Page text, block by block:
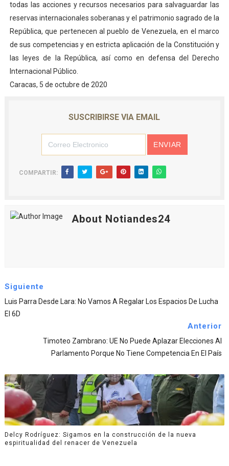
todas las acciones y recursos necesarios para salvaguardar las
reservas internacionales soberanas y el patrimonio sagrado de la
República, que pertenecen al pueblo de Venezuela, en el marco
de sus competencias y en estricta aplicación de la Constitución y
las leyes de la República, así como en defensa del Derecho
Internacional Público.
Caracas, 5 de octubre de 2020
SUSCRIBIRSE VIA EMAIL
COMPARTIR:
About Notiandes24
Siguiente
Luis Parra Desde Lara: No Vamos A Regalar Los Espacios De Lucha
El 6D
Anterior
Timoteo Zambrano: UE No Puede Aplazar Elecciones Al
Parlamento Porque No Tiene Competencia En El País
Delcy Rodríguez: Sigamos en la construcción de la nueva
espiritualidad del renacer de Venezuela